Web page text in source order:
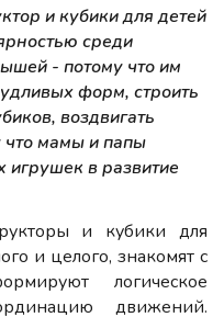
и кубики для детей
среди
- потому что им
форм, строить
воздвигать
что мамы и папы
игрушек в развитие
и кубики для
и целого, знакомят с
логическое
движений.